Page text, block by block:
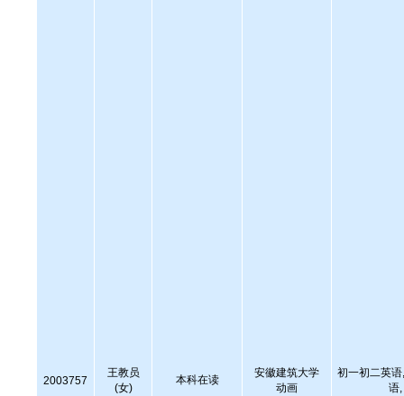
2003757
王教员
(女)
本科在读
安徽建筑大学
动画
初一初二英
语